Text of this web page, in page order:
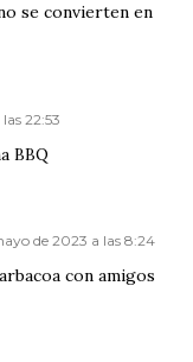
se convierten en
22:53
BBQ
de 2023 a las 8:24
con amigos